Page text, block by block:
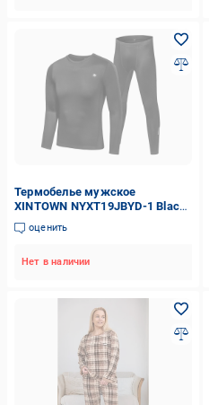
Термобелье мужское
XINTOWN NYXT19JBYD-1 Black
L костюм осень-зима с теплой
флисовой подкладкой
оценить
Нет в наличии